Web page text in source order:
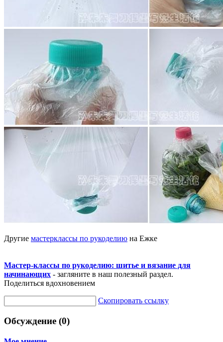
Другие мастерклассы по рукоделию на Ежке
Мастер-классы по рукоделию: шитье и вязание для
начинающих - загляните в наш полезный раздел.
Поделиться вдохновением
Скопировать ссылку
Обсуждение (0)